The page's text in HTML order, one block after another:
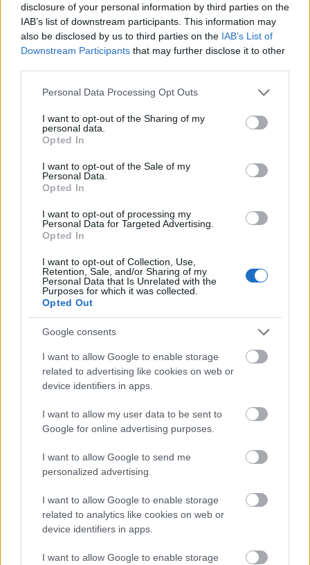
disclosure of your personal information by third parties on the
IAB’s list of downstream participants. This information may
also be disclosed by us to third parties on the IAB’s List of
Downstream Participants that may further disclose it to other
Please note that this website/app uses one or more Google
not limited to your visit or usage behaviour. You may click to
grant or deny consent to Google and its third-party tags to
use your data for below specified purposes in below Google
consent section.
Personal Data Processing Opt Outs
I want to opt-out of the Sharing of my
personal data.
Opted In
I want to opt-out of the Sale of my
Personal Data.
Opted In
I want to opt-out of processing my
Personal Data for Targeted Advertising.
Opted In
I want to opt-out of Collection, Use,
Retention, Sale, and/or Sharing of my
Personal Data that Is Unrelated with the
Purposes for which it was collected.
Opted Out
Google consents
I want to allow Google to enable storage
related to advertising like cookies on web or
device identifiers in apps.
I want to allow my user data to be sent to
Google for online advertising purposes.
I want to allow Google to send me
personalized advertising.
I want to allow Google to enable storage
related to analytics like cookies on web or
device identifiers in apps.
I want to allow Google to enable storage
Némi nemzetközi levelezés, egy kis
pénzmozgás meg mérgelődés, és
hopp, máris van menetrögzítő
helyett egy új posztunk!
Levélírónkatoktóberi Gearbestes, kínai
webáruházas posztunkihlette írásra. Slágvortokban
előadott sztorija szerinte ékes bizonyítéka ...